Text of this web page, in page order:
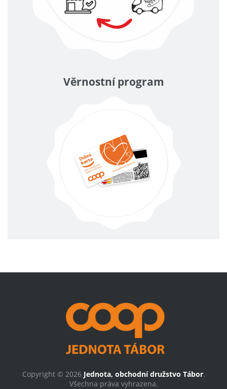
Věrnostní program
Copyright © 2026 Jednota, obchodní družstvo Tábor.
Všechna práva vyhrazena.